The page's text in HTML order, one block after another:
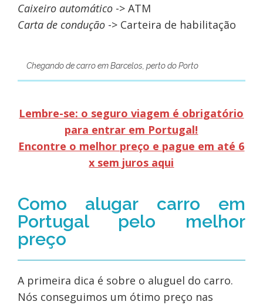
Caixeiro automático-> ATM
Carta de condução-> Carteira de habilitação
Chegando de carro em Barcelos, perto do Porto
Lembre-se: o seguro viagem é obrigatório
para entrar em Portugal!
Encontre o melhor preço e pague em até 6
x sem juros aqui
Como alugar carro em
Portugal pelo melhor
preço
A primeira dica é sobre o aluguel do carro.
Nós conseguimos um ótimo preço nas